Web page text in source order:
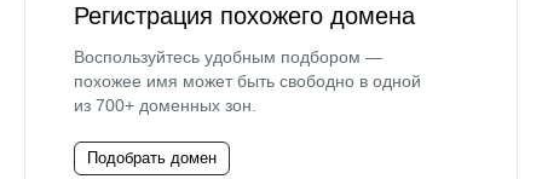
Регистрация похожего домена
Воспользуйтесь удобным подбором —
похожее имя может быть свободно в одной
из 700+ доменных зон.
Подобрать домен